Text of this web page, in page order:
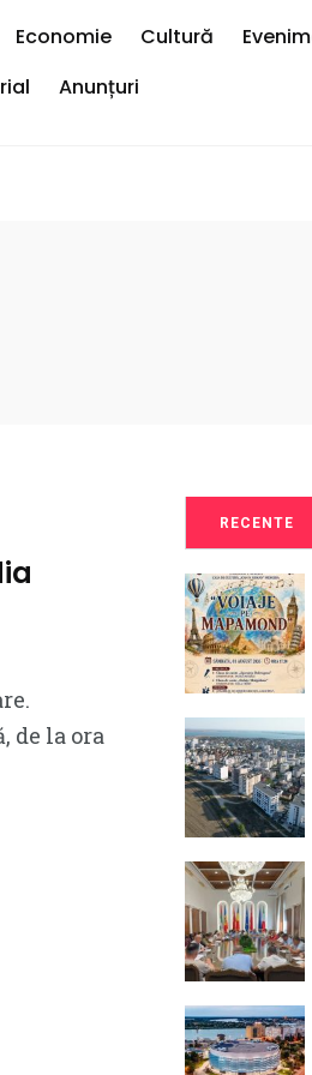
Economie Cultură
Anunțuri
de la ora
RECENTE